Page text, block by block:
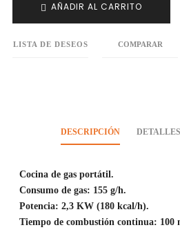
AÑADIR AL CARRITO
LISTA DE DESEOS COMPARAR
DESCRIPCIÓN
Cocina de gas portátil.
Consumo de gas: 155 g/h.
Potencia: 2,3 KW (180 kcal/h).
Tiempo de combustión continua: 100